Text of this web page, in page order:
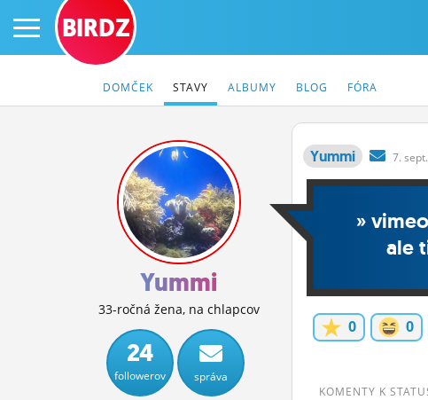
PRIHLÁS SA
ČINŽIAK
STATUSY
BLOGY
OBRÁZKY
BIRDZ
DOMČEK STAVY ALBUMY BLOG FÓRA
Yummi
33-ročná žena, na chlapcov
24
followerov správa
Yummi 7.sept.
»
ale
0 0
KOMENTY K